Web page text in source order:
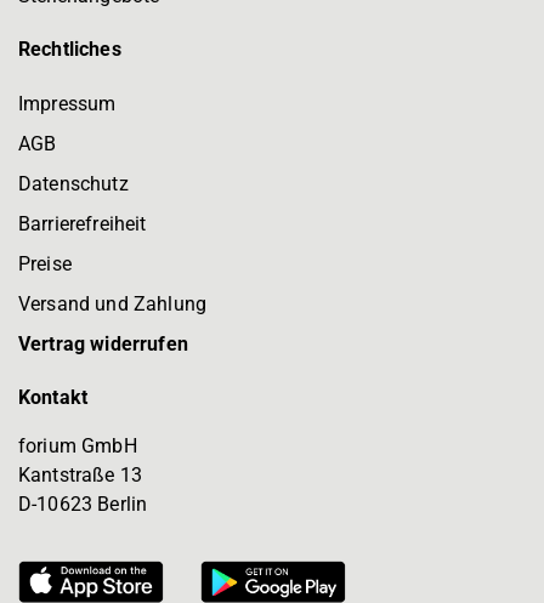
Rechtliches
Impressum
AGB
Datenschutz
Barrierefreiheit
Preise
Versand und Zahlung
Vertrag widerrufen
Kontakt
forium GmbH
Kantstraße 13
D-10623 Berlin